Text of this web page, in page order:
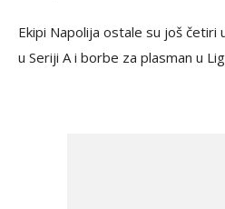
Ekipi Napolija ostale su još četiri
u Seriji A i borbe za plasman u